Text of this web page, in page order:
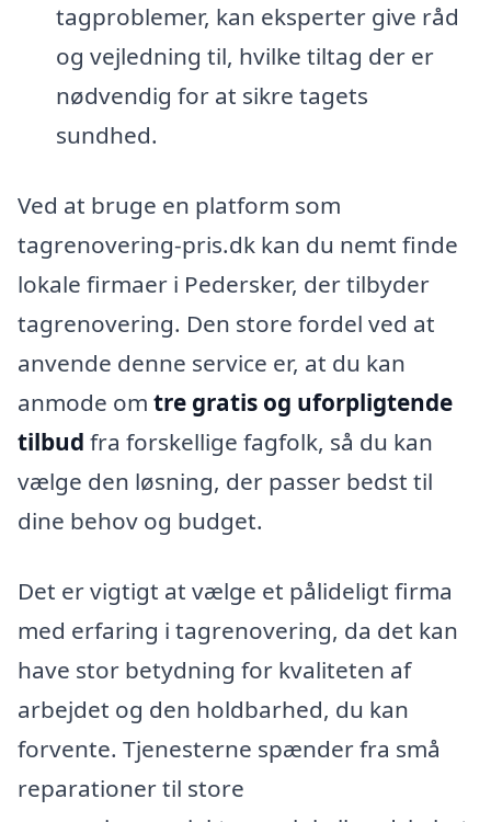
tagproblemer, kan eksperter give råd
og vejledning til, hvilke tiltag der er
nødvendig for at sikre tagets
sundhed.
Ved at bruge en platform som
tagrenovering-pris.dk kan du nemt finde
lokale firmaer i Pedersker, der tilbyder
tagrenovering. Den store fordel ved at
anvende denne service er, at du kan
anmode om tre gratis og uforpligtende
tilbud fra forskellige fagfolk, så du kan
vælge den løsning, der passer bedst til
dine behov og budget.
Det er vigtigt at vælge et pålideligt firma
med erfaring i tagrenovering, da det kan
have stor betydning for kvaliteten af
arbejdet og den holdbarhed, du kan
forvente. Tjenesterne spænder fra små
reparationer til store